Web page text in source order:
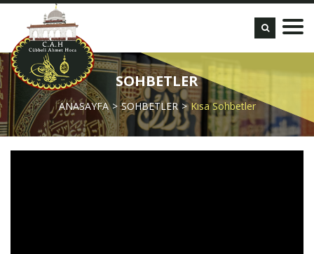
SOHBETLER
ANASAYFA SOHBETLER Kısa Sohbetler